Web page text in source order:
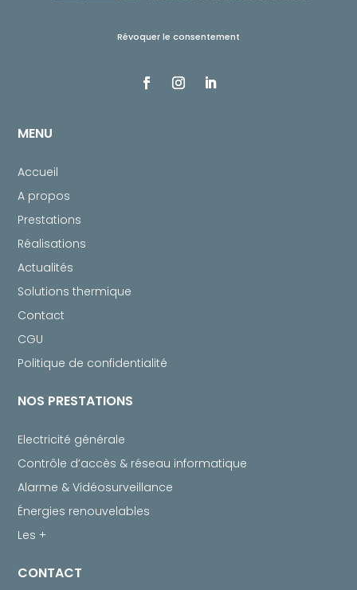
Révoquer le consentement
MENU
Accueil
A propos
Prestations
Réalisations
Actualités
Solutions thermique
Contact
CGU
Politique de confidentialité
NOS PRESTATIONS
Electricité générale
Contrôle d’accès & réseau informatique
Alarme & Vidéosurveillance
Énergies renouvelables
Les +
CONTACT